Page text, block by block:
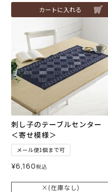
カートに入れる
刺し子のテーブルセンター
＜寄せ模様＞
メール便1個まで可
¥6,160税込
×(在庫なし)